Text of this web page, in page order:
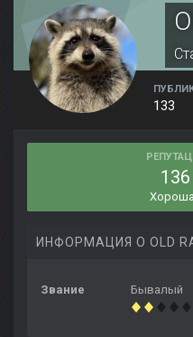
133
136
ИНФОРМАЦИЯ О OLD
Звание Бывалый